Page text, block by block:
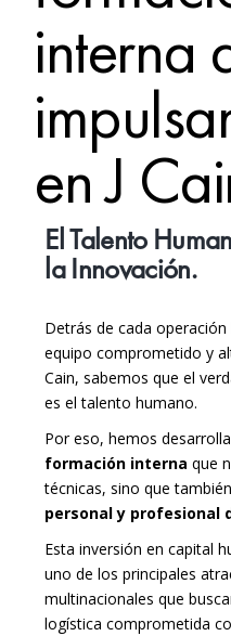
interna
en J
El Talento
la Innovación.
Detrás de cada
equipo comprometido y
Cain, sabemos que el
es el talento humano.
Por eso, hemos
formación interna que
técnicas, sino que
personal y profesional
Esta inversión en capital
uno de los principales
multinacionales que
logística comprometida